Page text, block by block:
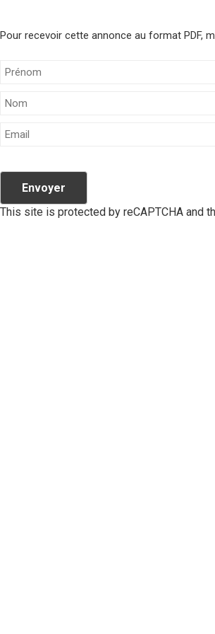
Pour recevoir cette annonce au format PDF,
Envoyer
This site is protected by reCAPTCHA and